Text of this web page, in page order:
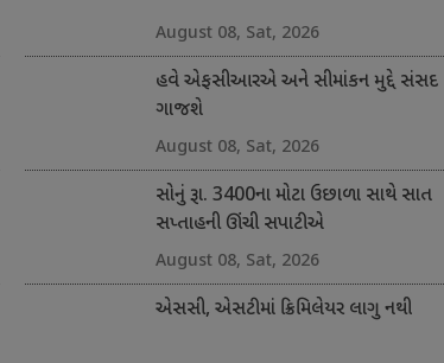
August 08, Sat, 2026
હવે એફસીઆરએ અને સીમાંકન મુદ્દે સંસદ
ગાજશે
August 08, Sat, 2026
સોનું રૂા. 3400ના મોટા ઉછાળા સાથે સાત
સપ્તાહની ઊંચી સપાટીએ
August 08, Sat, 2026
એસસી, એસટીમાં ક્રિમિલેયર લાગુ નથી